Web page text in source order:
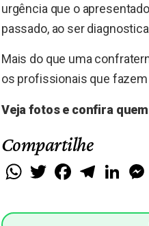
urgência que o
passado, ao ser
Mais do que uma
os profissionais que
Veja fotos e confira
Compartilhe
WhatsApp
Twitter FacebookTelegram